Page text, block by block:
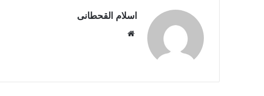
اسلام القحطانى
ا